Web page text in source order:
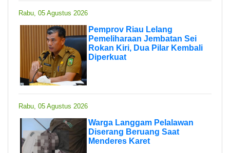
Rabu, 05 Agustus 2026
Pemprov Riau Lelang
Pemeliharaan Jembatan Sei
Rokan Kiri, Dua Pilar Kembali
Diperkuat
Rabu, 05 Agustus 2026
Warga Langgam Pelalawan
Diserang Beruang Saat
Menderes Karet